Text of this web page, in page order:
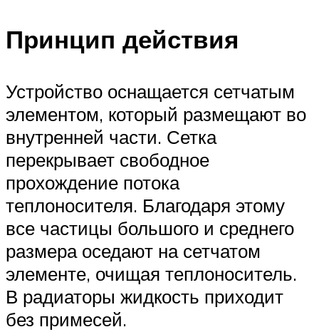
Принцип действия
Устройство оснащается сетчатым
элементом, который размещают во
внутренней части. Сетка
перекрывает свободное
прохождение потока
теплоносителя. Благодаря этому
все частицы большого и среднего
размера оседают на сетчатом
элементе, очищая теплоноситель.
В радиаторы жидкость приходит
без примесей.